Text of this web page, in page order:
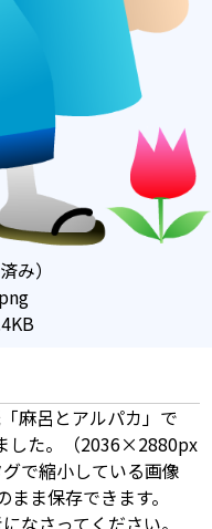
み）
麻呂とアルパカ」で
した。（2036×2880px
で縮小している画像
ま保存できます。
なさってください。